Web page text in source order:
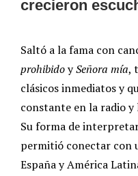
crecieron
Saltó a la fama con
prohibidoySeñora mía,
clásicos inmediatos y
constante en la radio y
Su forma de
permitió conectar con
España y América